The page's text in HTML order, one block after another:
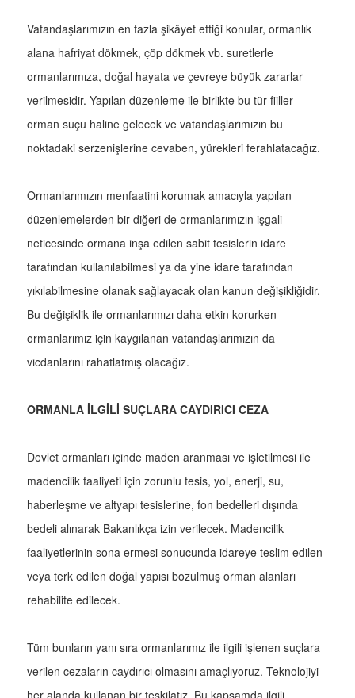
Vatandaşlarımızın en fazla şikâyet ettiği konular, ormanlık
alana hafriyat dökmek, çöp dökmek vb. suretlerle
ormanlarımıza, doğal hayata ve çevreye büyük zararlar
verilmesidir. Yapılan düzenleme ile birlikte bu tür fiiller
orman suçu haline gelecek ve vatandaşlarımızın bu
noktadaki serzenişlerine cevaben, yürekleri ferahlatacağız.
Ormanlarımızın menfaatini korumak amacıyla yapılan
düzenlemelerden bir diğeri de ormanlarımızın işgali
neticesinde ormana inşa edilen sabit tesislerin idare
tarafından kullanılabilmesi ya da yine idare tarafından
yıkılabilmesine olanak sağlayacak olan kanun değişikliğidir.
Bu değişiklik ile ormanlarımızı daha etkin korurken
ormanlarımız için kaygılanan vatandaşlarımızın da
vicdanlarını rahatlatmış olacağız.
ORMANLA İLGİLİ SUÇLARA CAYDIRICI CEZA
Devlet ormanları içinde maden aranması ve işletilmesi ile
madencilik faaliyeti için zorunlu tesis, yol, enerji, su,
haberleşme ve altyapı tesislerine, fon bedelleri dışında
bedeli alınarak Bakanlıkça izin verilecek. Madencilik
faaliyetlerinin sona ermesi sonucunda idareye teslim edilen
veya terk edilen doğal yapısı bozulmuş orman alanları
rehabilite edilecek.
Tüm bunların yanı sıra ormanlarımız ile ilgili işlenen suçlara
verilen cezaların caydırıcı olmasını amaçlıyoruz. Teknolojiyi